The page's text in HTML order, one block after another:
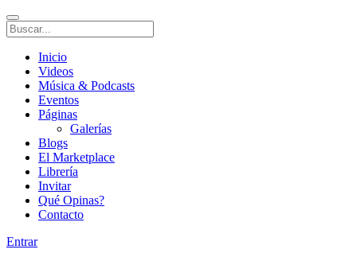
Inicio
Videos
Música & Podcasts
Eventos
Páginas
Galerías
Blogs
El Marketplace
Librería
Invitar
Qué Opinas?
Contacto
Entrar